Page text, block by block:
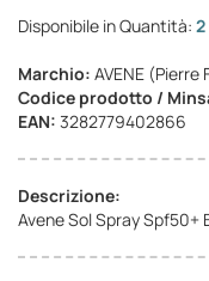
Disponibile in Quantità: 2
Marchio: AVENE (Pierre
Codice prodotto /
EAN: 3282779402866
Descrizione:
Avene Sol Spray Spf50+